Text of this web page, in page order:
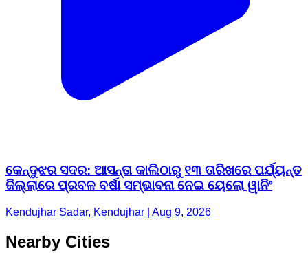
କେନ୍ଦୁଝର ସଦର: ଆସନ୍ତା କାଲିଠାରୁ ୧୩ ତାରିଖରେ ପର୍ଯ୍ୟନ୍ତ
ଜିଲ୍ଲାରେ ପ୍ରବଳ ବର୍ଷା ସମ୍ଭାବନା ନେଇ ୟେଲୋ ୱାନିଂ
Kendujhar Sadar, Kendujhar | Aug 9, 2026
Nearby Cities